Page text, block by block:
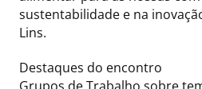
sustentabilidade e na
Lins.
Destaques do encontro